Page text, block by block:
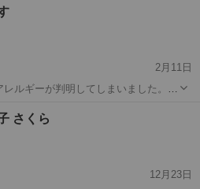
をしました 性格は老若男女
2月11日
ルギーが判明してしまいました。
クチン
さくら
12月23日